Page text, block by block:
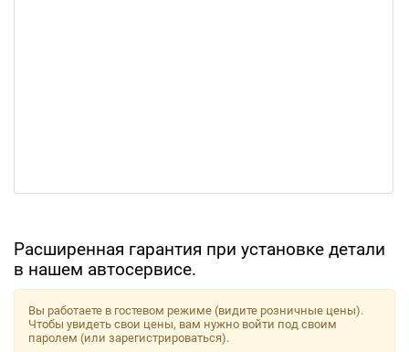
Расширенная гарантия при установке детали
в нашем автосервисе.
Вы работаете в гостевом режиме (видите розничные цены).
Чтобы увидеть свои цены, вам нужно войти под своим
паролем (или зарегистрироваться).